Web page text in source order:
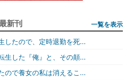
新刊 一覧を表示
したので、定時退勤を死...
生した『俺』と、その顛...
ので養女の私は消えるこ...